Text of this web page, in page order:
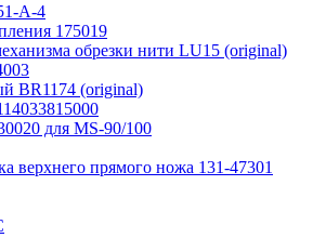
A-4
175019
обрезки нити LU15 (original)
BR1174 (original)
для MS-90/100
верхнего прямого ножа 131-47301